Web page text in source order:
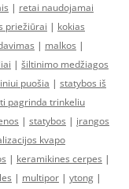
| retai naudojamai
priežiūrai | kokias
| malkos |
| šiltinimo medžiagos
puošia | statybos iš
pagrinda trinkeliu
| statybos | įrangos
kvapo
| keramikines cerpes |
| multipor | ytong |